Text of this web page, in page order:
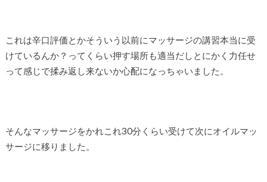
これは辛口評価とかそういう以前にマッサージの講習本当に受
けているんか？ってくらい押す場所も適当だしとにかく力任せ
って感じで揉み返し来ないか心配になっちゃいました。
そんなマッサージをかれこれ30分くらい受けて次にオイルマッ
サージに移りました。